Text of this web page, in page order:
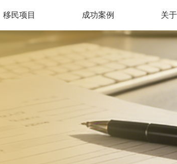
移民项目
希腊
马耳他
匈牙利
亚洲地区
中国香港
新加坡
菲律宾
成功案例 关